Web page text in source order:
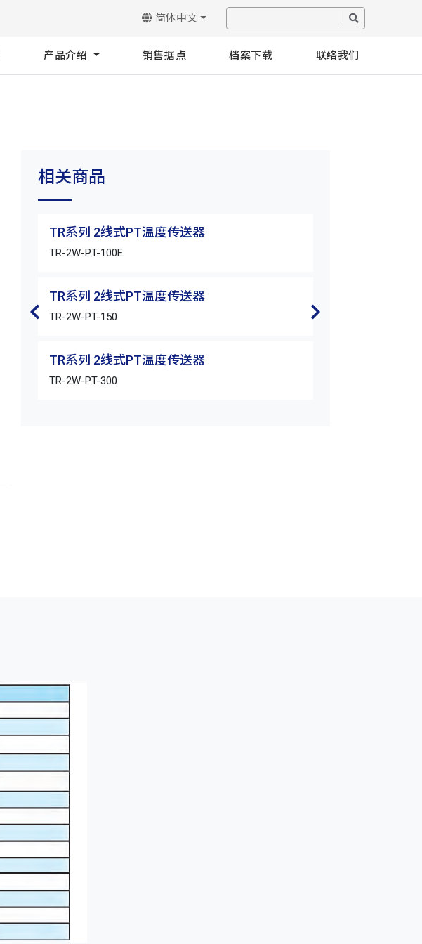
简体中文
产品介绍 销售据点 档案下载 联络我们
相关商品
TR系列 2线式PT温度传送器
TR-2W-PT-100E
TR系列 2线式PT温度传送器
TR-2W-PT-150
TR系列 2线式PT温度传送器
TR-2W-PT-300